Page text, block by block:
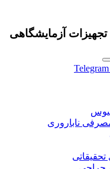
آزمایشگاهی
Telegram
ناباروری